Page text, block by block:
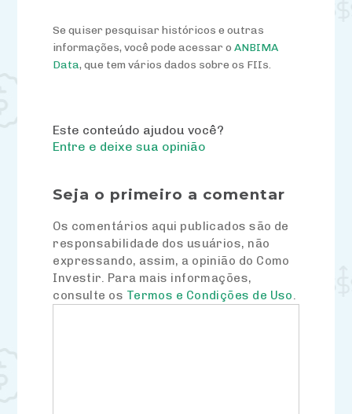
Se quiser pesquisar históricos e outras
informações, você pode acessar oANBIMA
Data, que tem vários dados sobre os FIIs.
Este conteúdo ajudou você?
Entre e deixe sua opinião
Seja o primeiro a comentar
Os comentários aqui publicados são de
responsabilidade dos usuários, não
expressando, assim, a opinião do Como
Investir. Para mais informações,
consulte os Termos e Condições de Uso.